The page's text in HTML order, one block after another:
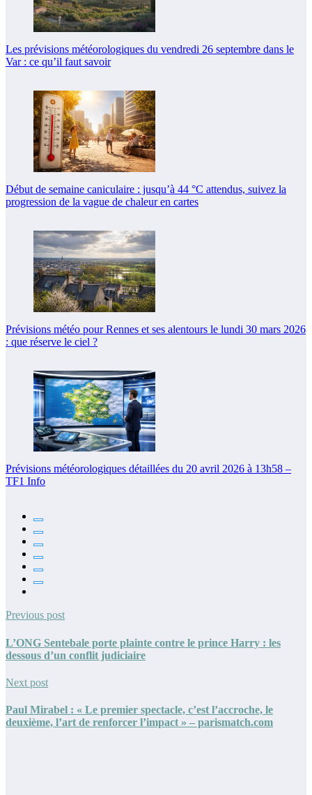
Les prévisions météorologiques du vendredi 26 septembre dans le
Var : ce qu’il faut savoir
Début de semaine caniculaire : jusqu’à 44 °C attendus, suivez la
progression de la vague de chaleur en cartes
Prévisions météo pour Rennes et ses alentours le lundi 30 mars 2026
: que réserve le ciel ?
Prévisions météorologiques détaillées du 20 avril 2026 à 13h58 –
TF1 Info
Previous post
L’ONG Sentebale porte plainte contre le prince Harry : les
dessous d’un conflit judiciaire
Next post
Paul Mirabel : « Le premier spectacle, c’est l’accroche, le
deuxième, l’art de renforcer l’impact » – parismatch.com